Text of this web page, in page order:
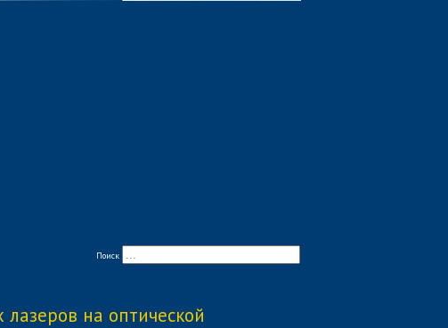
Поиск
на оптической